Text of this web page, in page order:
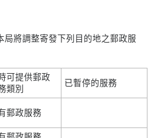
局將調整寄發下列目的地之郵政服
可提供郵政
類別
已暫停的服務
郵政服務